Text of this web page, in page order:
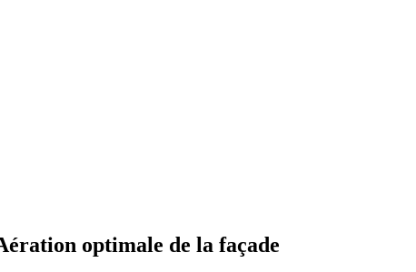
optimale de la façade